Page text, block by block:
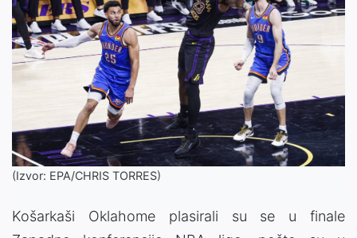
(Izvor: EPA/CHRIS TORRES)
Košarkaši Oklahome plasirali su se u finale